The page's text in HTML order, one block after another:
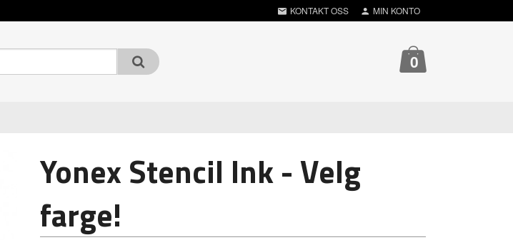
KONTAKT OSS MIN KONTO
0
Yonex Stencil Ink - Velg
farge!